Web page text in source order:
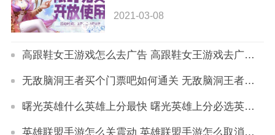
2021-03-08
高跟鞋女王游戏怎么去广告 高跟鞋女王游戏去广告方法
无敌脑洞王者买个门票吧如何通关 无敌脑洞王者买个门票吧通关攻略
曙光英雄什么英雄上分最快 曙光英雄上分必选英雄推荐
英雄联盟手游怎么关震动 英雄联盟手游怎么取消震动